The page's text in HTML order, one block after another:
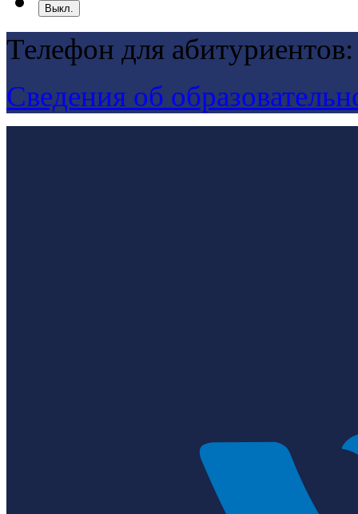
Выкл.
Телефон для
Сведения об